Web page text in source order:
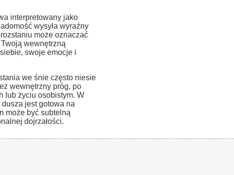
interpretowany jako
wysyła wyraźny
może oznaczać
wewnętrzną
swoje emocje i
we śnie często niesie
wewnętrzny próg, po
lub życiu osobistym. W
jest gotowa na
może być subtelną
dojrzałości.